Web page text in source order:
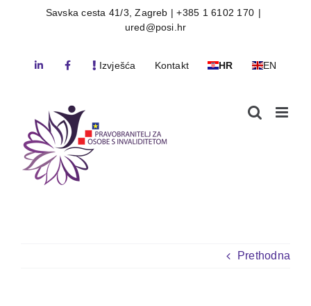
Savska cesta 41/3, Zagreb | +385 1 6102 170 |
ured@posi.hr
Izvješća Kontakt HR EN
Prethodna